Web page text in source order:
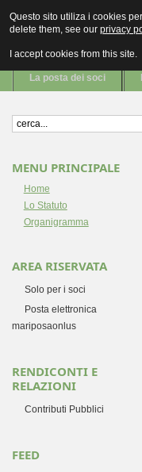
CONOSCERE
La posta dei soci
MENU PRINCIPALE
Home
Lo Statuto
Organigramma
AREA RISERVATA
Solo per i soci
Posta elettronica
mariposaonlus
RENDICONTI E
RELAZIONI
Contributi Pubblici
FEED
Questo sito utiliza i cookies
delete them, see our privacy
I accept cookies from this site.